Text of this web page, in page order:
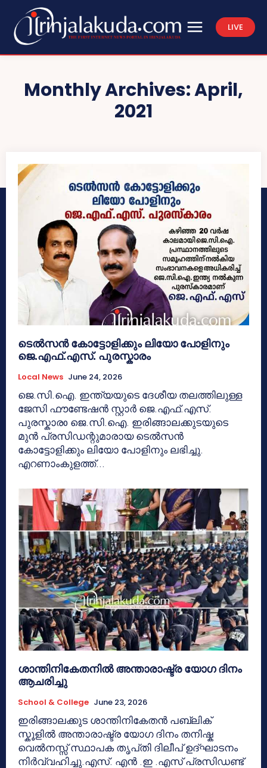
LIVE
Monthly Archives: April,
2021
ടെൽസൻ കോട്ടോളിക്കും ലിയോ പോളിനും
ജെ.എഫ്.എസ്. പുരസ്കാരം
Local News June 24, 2026
ജെ.സി.ഐ. ഇന്ത്യയുടെ ദേശീയ തലത്തിലുള്ള
ജേസി ഫൗണ്ടേഷൻ സ്റ്റാർ ജെ.എഫ്.എസ്.
പുരസ്കാരo ജെ.സി.ഐ. ഇരിങ്ങാലക്കുടയുടെ
മുൻ പ്രസിഡന്റുമാരായ ടെൽസൻ
കോട്ടോളിക്കും ലിയോ പോളിനും ലഭിച്ചു.
എറണാംകുളത്ത്...
ശാന്തിനികേതനിൽ അന്താരാഷ്ട്ര യോഗ ദിനം
ആചരിച്ചു
School & College June 23, 2026
ഇരിങ്ങാലക്കുട ശാന്തിനികേതൻ പബ്ലിക്
സ്കൂളിൽ അന്താരാഷ്ട്ര യോഗ ദിനം തനിഷ്ക
വെൽനസ്സ് സ്ഥാപക തൃപ്‌തി ദിലീപ് ഉദ്ഘാടനം
നിർവ്വഹിച്ചു.എസ്. എൻ .ഇ .എസ് പ്രസിഡണ്ട്